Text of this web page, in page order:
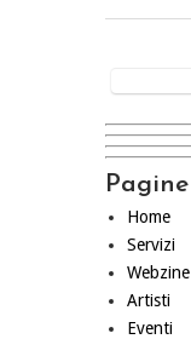
Pagine
Home
Servizi
Webzine
Artisti
Eventi